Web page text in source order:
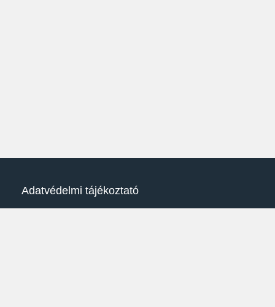
Adatvédelmi tájékoztató